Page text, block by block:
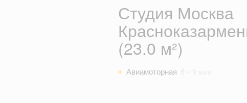
Студия Москва
(23.0 м²)
Авиамоторная